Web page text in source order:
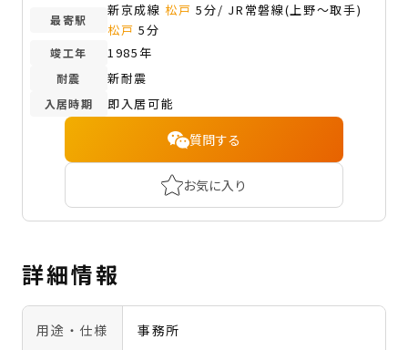
最寄駅
新京成線松戸 5分/ JR常磐線(上野～取手)
松戸 5分
竣工年 1985年
耐震 新耐震
入居時期 即入居可能
質問する
お気に入り
詳細情報
用途・仕様 事務所